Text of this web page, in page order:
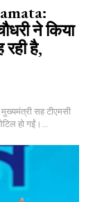
ने किया
है,
सह टीएमसी
हो गईं।...